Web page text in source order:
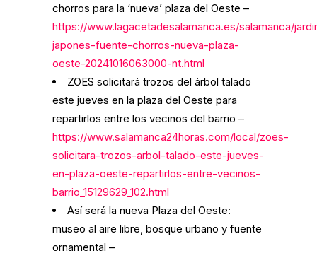
chorros para la ‘nueva’ plaza del Oeste –
https://www.lagacetadesalamanca.es/salamanca/
japones-fuente-chorros-nueva-plaza-
oeste-20241016063000-nt.html
ZOES solicitará trozos del árbol talado
este jueves en la plaza del Oeste para
repartirlos entre los vecinos del barrio –
https://www.salamanca24horas.com/local/zoes-
solicitara-trozos-arbol-talado-este-jueves-
en-plaza-oeste-repartirlos-entre-vecinos-
barrio_15129629_102.html
Así será la nueva Plaza del Oeste:
museo al aire libre, bosque urbano y fuente
ornamental –